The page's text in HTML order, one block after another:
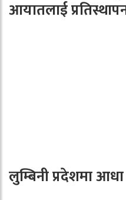
आयातलाई
लुम्बिनी प्रदेशमा